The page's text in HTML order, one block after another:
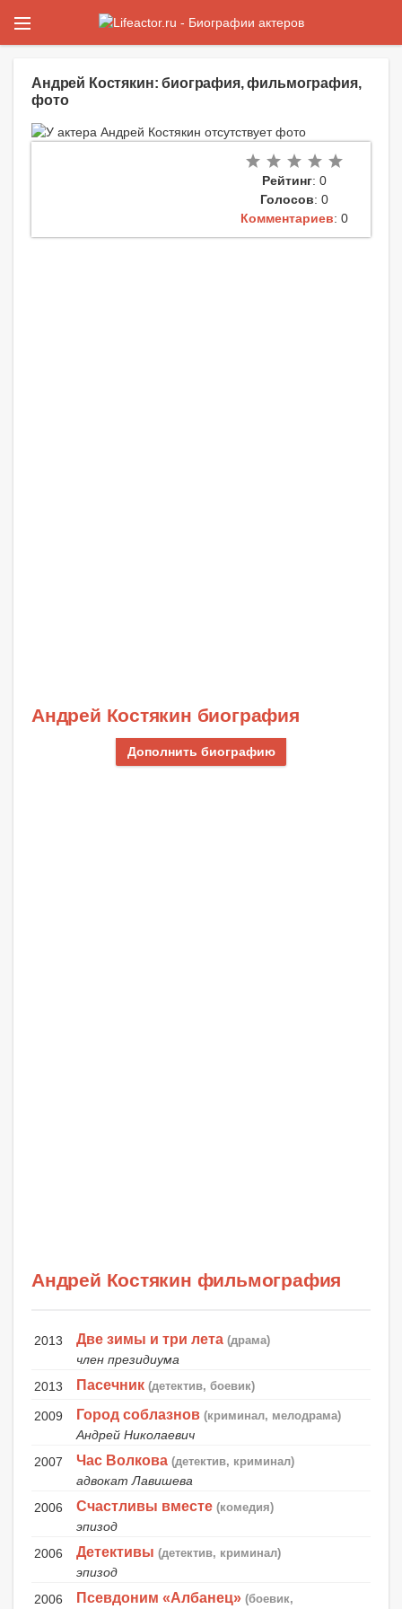
Андрей Костякин: биография, фильмография,
фото
Рейтинг: 0
Голосов: 0
Комментариев: 0
Андрей Костякин биография
Дополнить биографию
Андрей Костякин фильмография
2013 Две зимы и три лета (драма)
член президиума
2013
Пасечник (детектив, боевик)
2009 Город соблазнов (криминал, мелодрама)
Андрей Николаевич
2007
Час Волкова (детектив, криминал)
адвокат Лавишева
2006
Счастливы вместе (комедия)
эпизод
2006
Детективы (детектив, криминал)
эпизод
2006
Псевдоним «Албанец» (боевик,